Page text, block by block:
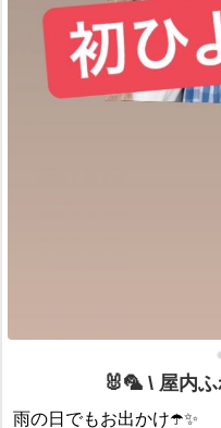
🐰🦜 \ 屋内
雨の日でもお出かけ☂️✨